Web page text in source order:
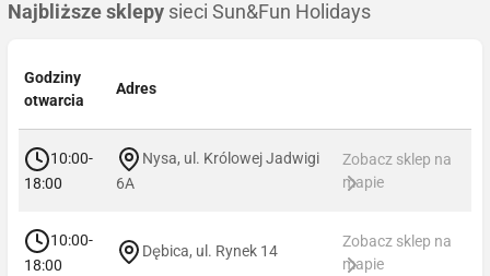
Najbliższe sklepy sieci Sun&Fun Holidays
Godziny
otwarcia
Adres
10:00-
18:00
Nysa, ul. Królowej Jadwigi
6A
Zobacz sklep na
mapie
10:00-
18:00
Dębica, ul. Rynek 14
Zobacz sklep na
mapie